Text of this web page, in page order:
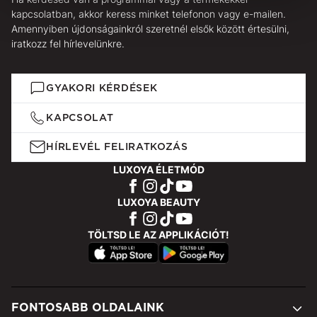
kapcsolatban, akkor keress minket telefonon vagy e-mailen.
Amennyiben újdonságainkról szeretnél elsők között értesülni,
iratkozz fel hírlevelünkre.
GYAKORI KÉRDÉSEK
KAPCSOLAT
HÍRLEVÉL FELIRATKOZÁS
LUXOYA ÉLETMÓD
LUXOYA BEAUTY
TÖLTSD LE AZ APPLIKÁCIÓT!
FONTOSABB OLDALAINK